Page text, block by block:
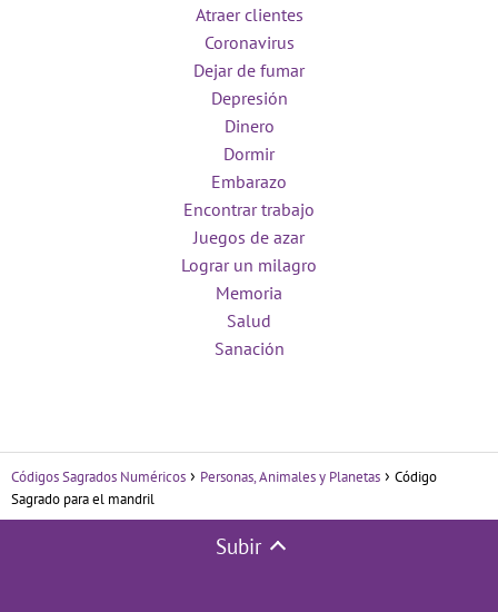
Atraer clientes
Coronavirus
Dejar de fumar
Depresión
Dinero
Dormir
Embarazo
Encontrar trabajo
Juegos de azar
Lograr un milagro
Memoria
Salud
Sanación
Códigos Sagrados Numéricos Personas, Animales y Planetas
Código
Sagrado para el mandril
Subir